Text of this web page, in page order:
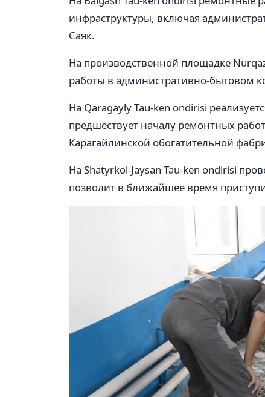
инфраструктуры, включая
Саяк.
На производственной площадке
работы в административно-бытовом
На Qaragayly Tau-ken ondirisi
предшествует началу ремонтных
Карагайлинской обогатительной
На Shatyrkol-Jaysan Tau-ken ondirisi
позволит в ближайшее время